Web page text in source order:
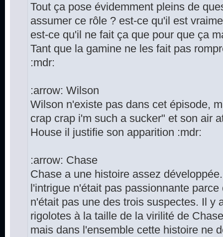
Tout ça pose évidemment pleins de
assumer ce rôle ? est-ce qu'il est
est-ce qu'il ne fait ça que pour que ça
Tant que la gamine ne les fait pas
:mdr:
:arrow: Wilson
Wilson n'existe pas dans cet épisode,
crap crap i'm such a sucker" et son air
House il justifie son apparition :mdr:
:arrow: Chase
Chase a une histoire assez
l'intrigue n'était pas passionnante
n'était pas une des trois suspectes. Il y
rigolotes à la taille de la virilité de
mais dans l'ensemble cette histoire ne